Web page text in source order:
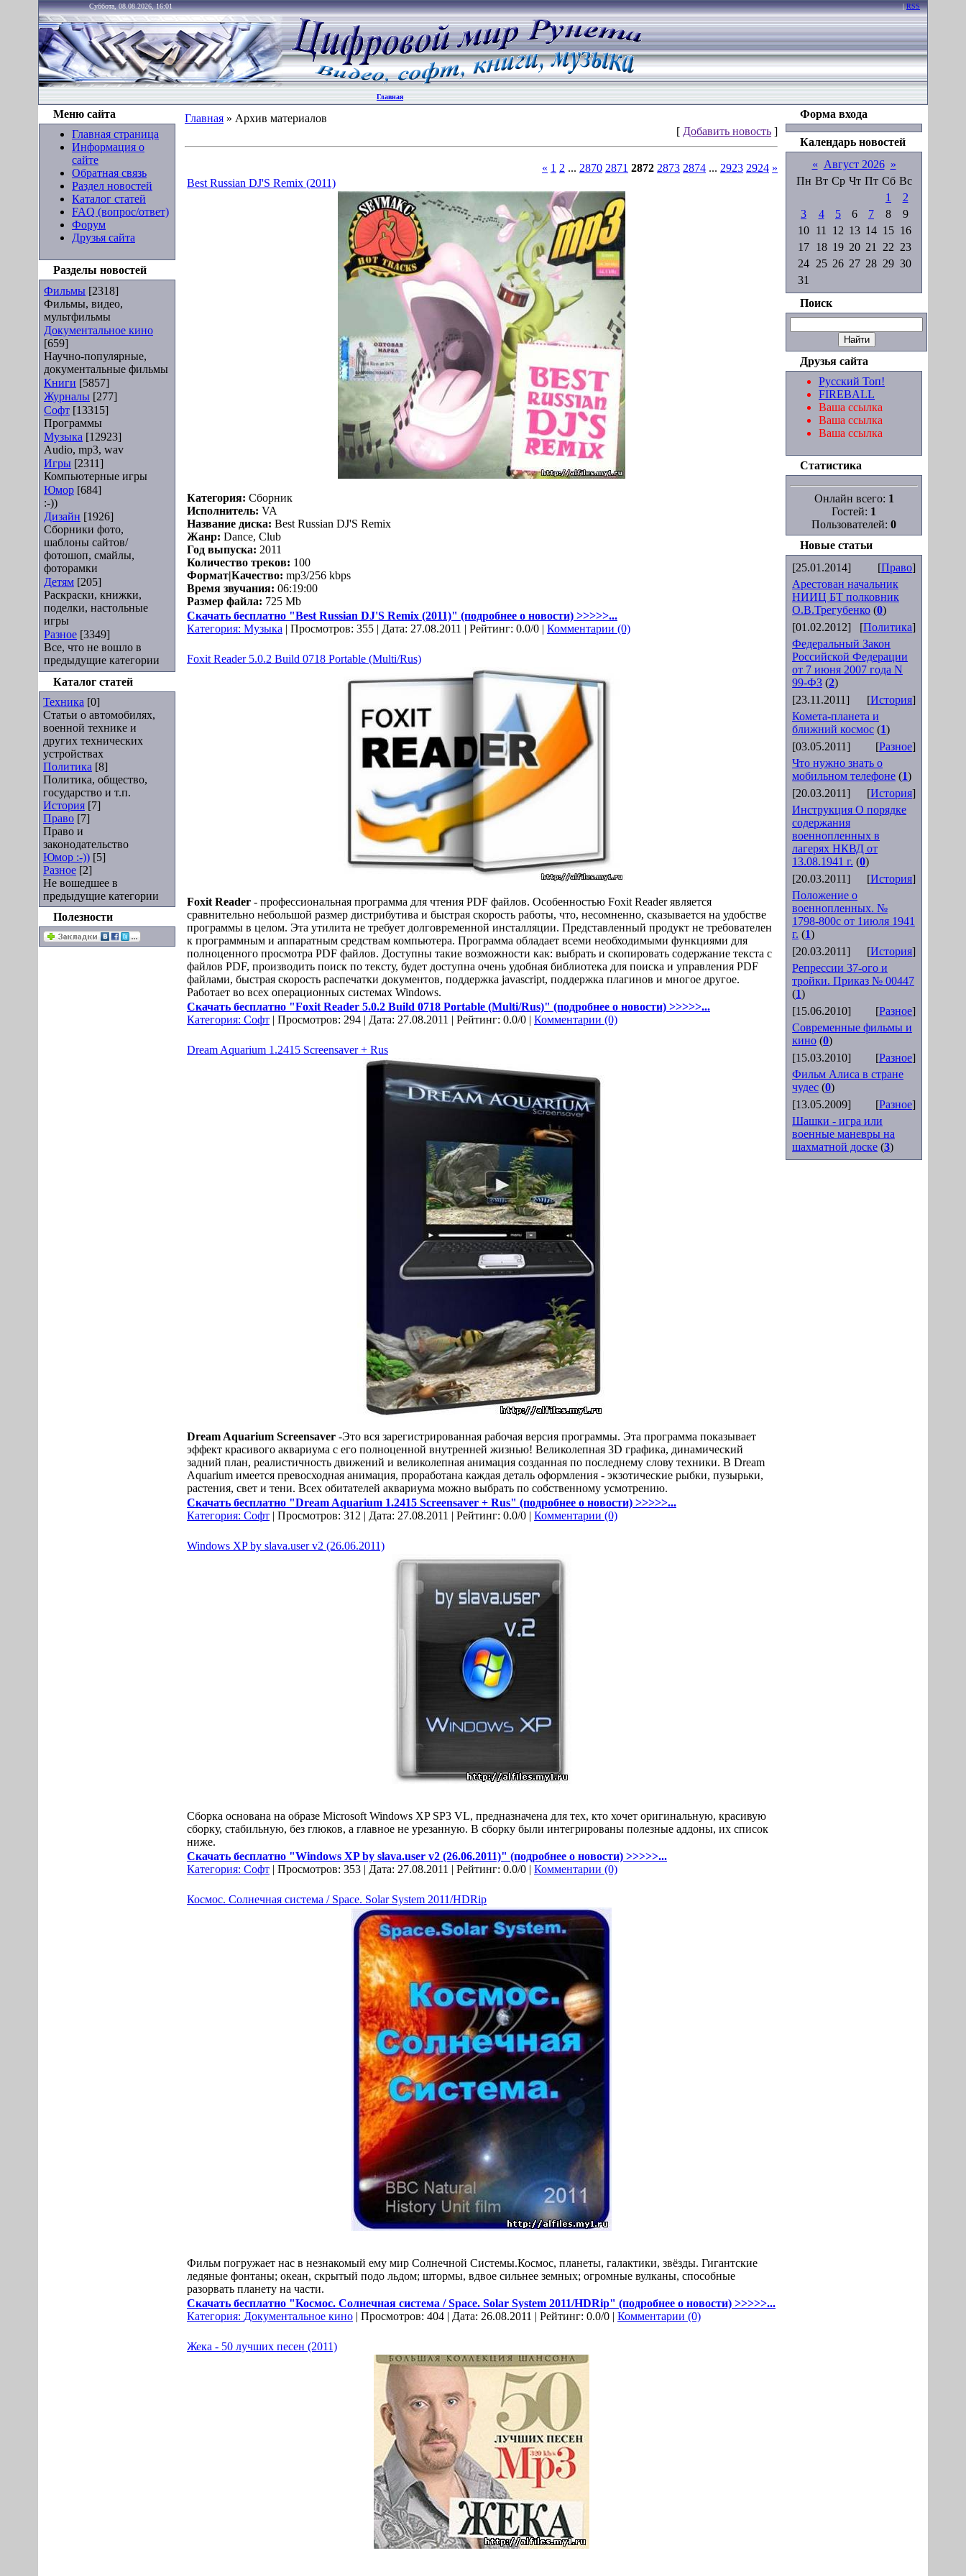
Суббота, 08.08.2026, 16:01 |RSS
Главная
Меню сайта
Главная страница
Информация о
сайте
Обратная связь
Раздел новостей
Каталог статей
FAQ (вопрос/ответ)
Форум
Друзья сайта
Разделы новостей
Фильмы [2318]
Фильмы, видео,
мультфильмы
Документальное кино
[659]
Научно-популярные,
документальные фильмы
Книги [5857]
Журналы [277]
Софт [13315]
Программы
Музыка [12923]
Audio, mp3, wav
Игры [2311]
Компьютерные игры
Юмор [684]
:-))
Дизайн [1926]
Сборники фото,
шаблоны сайтов/
фотошоп, смайлы,
фоторамки
Детям [205]
Раскраски, книжки,
поделки, настольные
игры
Разное [3349]
Все, что не вошло в
предыдущие категории
Каталог статей
Техника [0]
Статьи о автомобилях,
военной технике и
других технических
устройствах
Политика [8]
Политика, общество,
государство и т.п.
История [7]
Право [7]
Право и
законодательство
Юмор :-)) [5]
Разное [2]
Не вошедшее в
предыдущие категории
Полезности
Главная » Архив материалов
[ Добавить новость ]
« 1 2 ... 2870 2871 2872 2873 2874 ... 2923 2924 »
Best Russian DJ'S Remix (2011)
Категория: Сборник
Исполнитель: VA
Название диска: Best Russian DJ'S Remix
Жанр: Dance, Club
Год выпуска: 2011
Количество треков: 100
Формат|Качество: mp3/256 kbps
Время звучания: 06:19:00
Размер файла: 725 Mb
Скачать бесплатно "Best Russian DJ'S Remix (2011)" (подробнее о новости) >>>>>...
Категория: Музыка | Просмотров: 355 | Дата: 27.08.2011 | Рейтинг: 0.0/0 | Комментарии (0)
Foxit Reader 5.0.2 Build 0718 Portable (Multi/Rus)
Foxit Reader - профессиональная программа для чтения PDF файлов. Особенностью Foxit Reader является
сравнительно небольшой размер дистрибутива и быстрая скорость работы, что, несомненно, сказывается на удобстве
программы в целом. Эта утилита не требует долговременной инсталляции. Представленный продукт не требователен
к программным и аппаратным средствам компьютера. Программа обладает всеми необходимыми функциями для
полноценного просмотра PDF файлов. Доступны такие возможности как: выбрать и скопировать содержание текста с
файлов PDF, производить поиск по тексту, будет доступна очень удобная библиотека для поиска и управления PDF
файлами, быстрая скорость распечатки документов, поддержка javascript, поддержка плагинов и многое другое.
Работает во всех операционных системах Windows.
Скачать бесплатно "Foxit Reader 5.0.2 Build 0718 Portable (Multi/Rus)" (подробнее о новости) >>>>>...
Категория: Софт | Просмотров: 294 | Дата: 27.08.2011 | Рейтинг: 0.0/0 | Комментарии (0)
Dream Aquarium 1.2415 Screensaver + Rus
Dream Aquarium Screensaver -Это вся зарегистрированная рабочая версия программы. Эта программа показывает
эффект красивого аквариума с его полноценной внутренней жизнью! Великолепная 3D графика, динамический
задний план, реалистичность движений и великолепная анимация созданная по последнему слову техники. В Dream
Aquarium имеется превосходная анимация, проработана каждая деталь оформления - экзотические рыбки, пузырьки,
растения, свет и тени. Всех обитателей аквариума можно выбрать по собственному усмотрению.
Скачать бесплатно "Dream Aquarium 1.2415 Screensaver + Rus" (подробнее о новости) >>>>>...
Категория: Софт | Просмотров: 312 | Дата: 27.08.2011 | Рейтинг: 0.0/0 | Комментарии (0)
Windows XP by slava.user v2 (26.06.2011)
Сборка основана на образе Microsoft Windows XP SP3 VL, предназначена для тех, кто хочет оригинальную, красивую
сборку, стабильную, без глюков, а главное не урезанную. В сборку были интегрированы полезные аддоны, их список
ниже.
Скачать бесплатно "Windows XP by slava.user v2 (26.06.2011)" (подробнее о новости) >>>>>...
Категория: Софт | Просмотров: 353 | Дата: 27.08.2011 | Рейтинг: 0.0/0 | Комментарии (0)
Космос. Солнечная система / Space. Solar System 2011/HDRip
Фильм погружает нас в незнакомый ему мир Солнечной Системы.Космос, планеты, галактики, звёзды. Гигантские
ледяные фонтаны; океан, скрытый подо льдом; штормы, вдвое сильнее земных; огромные вулканы, способные
разорвать планету на части.
Скачать бесплатно "Космос. Солнечная система / Space. Solar System 2011/HDRip" (подробнее о новости) >>>>>...
Категория: Документальное кино | Просмотров: 404 | Дата: 26.08.2011 | Рейтинг: 0.0/0 | Комментарии (0)
Жека - 50 лучших песен (2011)
Форма входа
Календарь новостей
« Август 2026 »
Пн Вт Ср Чт Пт Сб Вс
1
2
3
4 5 6 7 8
9
10 11 12 13 14 15 16
17 18 19 20 21 22 23
24 25 26 27 28 29 30
31
Поиск
Друзья сайта
Русский Топ!
FIREBALL
Ваша ссылка
Ваша ссылка
Ваша ссылка
Статистика
Онлайн всего: 1
Гостей: 1
Пользователей: 0
Новые статьи
[25.01.2014]
[Право]
Арестован начальник
НИИЦ БТ полковник
О.В.Трегубенко (0)
[01.02.2012]
[Политика]
Федеральный Закон
Российской Федерации
от 7 июня 2007 года N
99-ФЗ (2)
[23.11.2011]
[История]
Комета-планета и
ближний космос (1)
[03.05.2011]
[Разное]
Что нужно знать о
мобильном телефоне (1)
[20.03.2011]
[История]
Инструкция О порядке
содержания
военнопленных в
лагерях НКВД от
13.08.1941 г. (0)
[20.03.2011]
[История]
Положение о
военнопленных. №
1798-800с от 1июля 1941
г. (1)
[20.03.2011]
[История]
Репрессии 37-ого и
тройки. Приказ № 00447
(1)
[15.06.2010]
[Разное]
Современные фильмы и
кино (0)
[15.03.2010]
[Разное]
Фильм Алиса в стране
чудес (0)
[13.05.2009]
[Разное]
Шашки - игра или
военные маневры на
шахматной доске (3)